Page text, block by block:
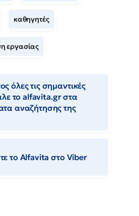
καθηγητές
εργασίας
όλες τις σημαντικές
το alfavita.gr στα
αναζήτησης της
το Αlfavita στο Viber